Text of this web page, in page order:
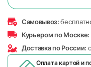
Самовывоз:
Курьером по Москве:
Доставка по России:
Оплата картой и